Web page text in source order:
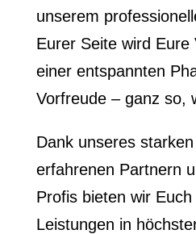
unserem
Eurer Seite wird Eure
einer entspannten
Vorfreude – ganz so,
Dank unseres
erfahrenen Partnern
Profis bieten wir
Leistungen in